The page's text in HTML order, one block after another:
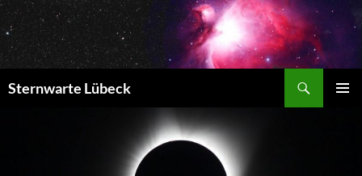
Zum
Inhalt
springen
Sternwarte Lübeck